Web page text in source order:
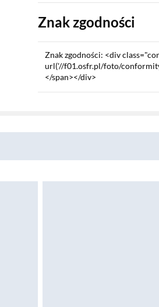
Znak zgodności
Znak zgodności: <div
url('//f01.osfr.pl/foto/
</span></div>